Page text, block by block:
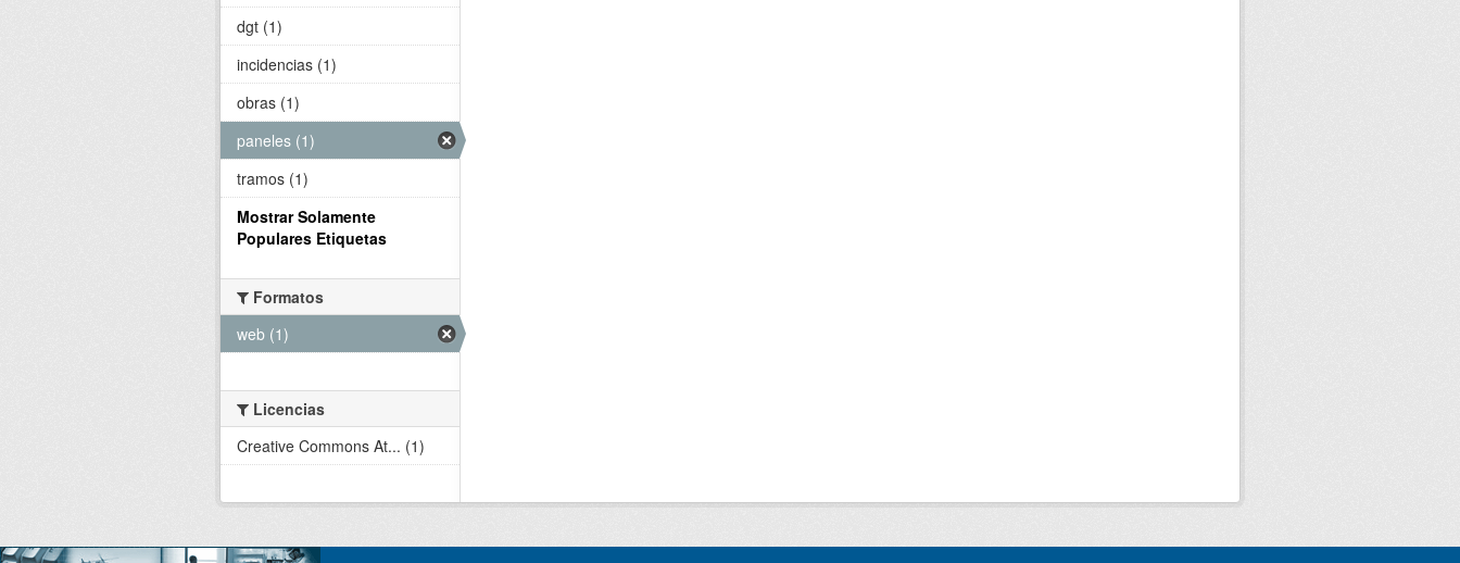
dgt (1)
incidencias (1)
obras (1)
paneles (1)
tramos (1)
Mostrar Solamente
Populares Etiquetas
Formatos
web (1)
Licencias
Creative Commons At... (1)